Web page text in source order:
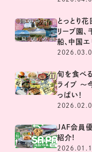
とっとり
リーブ園
船、中国
旬を食べ
ライブ ～
っぱい！
JAF会員
紹介!